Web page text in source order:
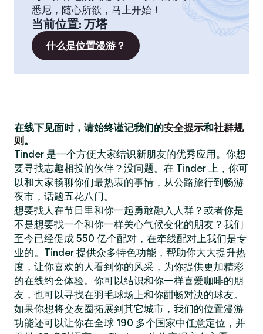
悉尼，随心所欲，马上开始！
当前位置: 万塔
什么是位置漫游？
在线下见面时，请始终谨记我们的安全提示和社群规
则 。
Tinder 是一个方便大家结识新朋友的优秀应用。你想
要寻找志趣相投的伙伴？没问题。在 Tinder 上，你可
以和大家畅聊你们最热衷的事情，从公路旅行到畅游
夜市，话题五花八门。
想要找人在节日里和你一起勇敢融入人群？或者你是
不是想要找一个和你一样关心气候变化的朋友？我们
至今已经促成 550 亿个配对，在牵线配对上我们是专
业的。Tinder 提供众多特色功能，帮助你大大提升热
度，让你喜欢的人看到你的风采，为你提供更加精彩
的在线约会体验。你可以结识和你一样喜爱咖啡的朋
友，也可以寻找在羽毛球场上和你酣畅对决的球友。
如果你想将交友圈拓展到其它城市，我们的位置漫游
功能还可以让你在全球 190 多个国家中任意定位，并